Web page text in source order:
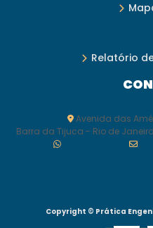
Relatório
Avenida das
Barra da Tijuca - Rio de
Copyright © Prática